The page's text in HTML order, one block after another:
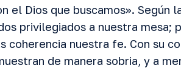
el Dios que buscamos». Según
privilegiados a nuestra mesa;
coherencia nuestra fe. Con su
de manera sobria, y a